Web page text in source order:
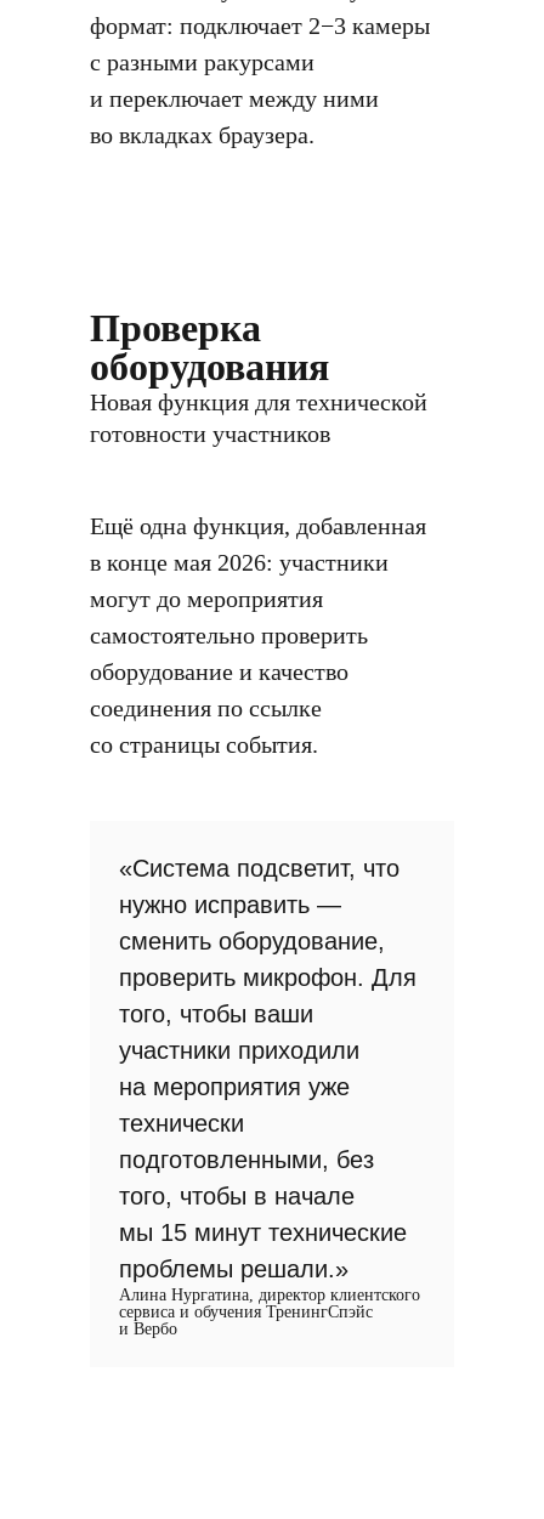
формат: подключает 2−3 камеры
с разными ракурсами
и переключает между ними
во вкладках браузера.
Проверка
оборудования
Новая функция для технической
готовности участников
Ещё одна функция, добавленная
в конце мая 2026: участники
могут до мероприятия
самостоятельно проверить
оборудование и качество
соединения по ссылке
со страницы события.
«Система подсветит, что
нужно исправить —
сменить оборудование,
проверить микрофон. Для
того, чтобы ваши
участники приходили
на мероприятия уже
технически
подготовленными, без
того, чтобы в начале
мы 15 минут технические
проблемы решали.»
Алина Нургатина, директор клиентского
сервиса и обучения ТренингСпэйс
и Вербо